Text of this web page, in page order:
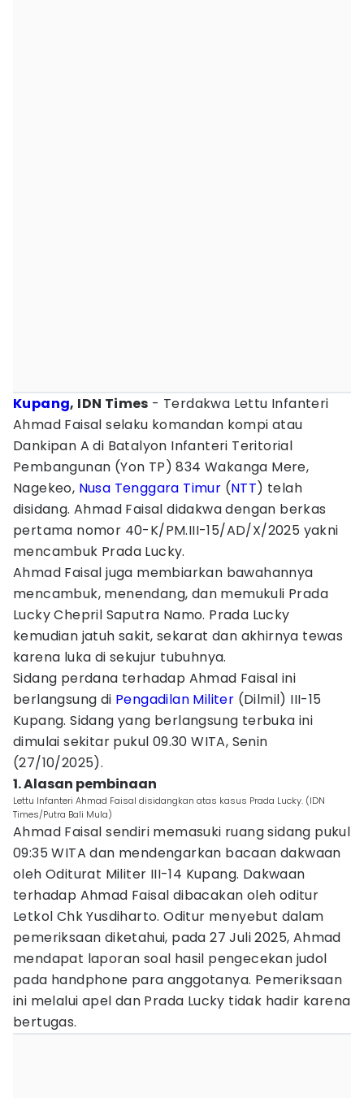
Kupang, IDN Times - Terdakwa Lettu Infanteri
Ahmad Faisal selaku komandan kompi atau
Dankipan A di Batalyon Infanteri Teritorial
Pembangunan (Yon TP) 834 Wakanga Mere,
Nagekeo, Nusa Tenggara Timur (NTT) telah
disidang. Ahmad Faisal didakwa dengan berkas
pertama nomor 40-K/PM.III-15/AD/X/2025 yakni
mencambuk Prada Lucky.
Ahmad Faisal juga membiarkan bawahannya
mencambuk, menendang, dan memukuli Prada
Lucky Chepril Saputra Namo. Prada Lucky
kemudian jatuh sakit, sekarat dan akhirnya tewas
karena luka di sekujur tubuhnya.
Sidang perdana terhadap Ahmad Faisal ini
berlangsung di Pengadilan Militer (Dilmil) III-15
Kupang. Sidang yang berlangsung terbuka ini
dimulai sekitar pukul 09.30 WITA, Senin
(27/10/2025).
1. Alasan pembinaan
Lettu Infanteri Ahmad Faisal disidangkan atas kasus Prada Lucky. (IDN
Times/Putra Bali Mula)
Ahmad Faisal sendiri memasuki ruang sidang pukul
09:35 WITA dan mendengarkan bacaan dakwaan
oleh Oditurat Militer III-14 Kupang. Dakwaan
terhadap Ahmad Faisal dibacakan oleh oditur
Letkol Chk Yusdiharto. Oditur menyebut dalam
pemeriksaan diketahui, pada 27 Juli 2025, Ahmad
mendapat laporan soal hasil pengecekan judol
pada handphone para anggotanya. Pemeriksaan
ini melalui apel dan Prada Lucky tidak hadir karena
bertugas.